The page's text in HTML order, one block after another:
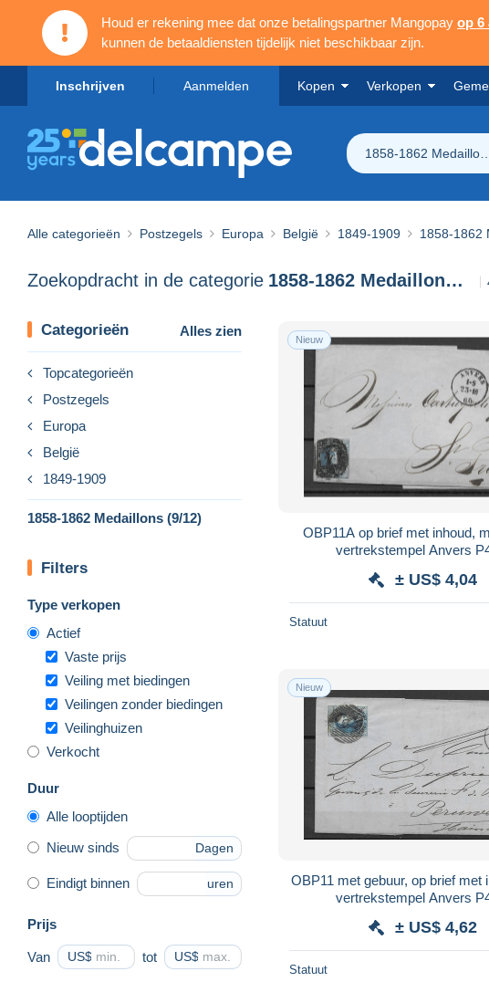
Houd er rekening mee dat onze betalingspartner Mangopay op 6
kunnen de betaaldiensten tijdelijk niet beschikbaar zijn.
Inschrijven Aanmelden Kopen Verkopen
1858-1862
Alle categorieën Postzegels Europa België 1849-1909 1858-1862
Zoekopdracht in de categorie 1858-1862 Medaillons (9/12)
Categorieën Alles zien
Topcategorieën
Postzegels
Europa
België
1849-1909
1858-1862 Medaillons (9/12)
Filters
Type verkopen
Actief
Vaste prijs
Veiling met biedingen
Veilingen zonder biedingen
Veilinghuizen
Verkocht
Duur
Alle looptijden
Nieuw sinds Dagen
Eindigt binnen uren
Prijs
Van US$ tot US$
Nieuw
OBP11A op brief met inhoud,
vertrekstempel Anvers
± US$ 4,04
Statuut
Nieuw
OBP11 met gebuur, op brief met
vertrekstempel Anvers
± US$ 4,62
Statuut